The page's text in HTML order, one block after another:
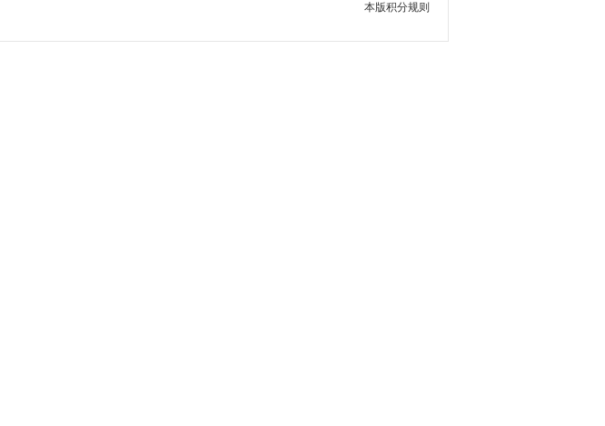
本版积分规则